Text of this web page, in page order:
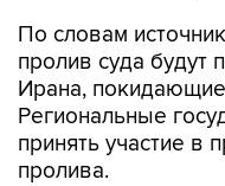
По словам
пролив суда будут
Ирана,
Региональные
принять участие в
пролива.